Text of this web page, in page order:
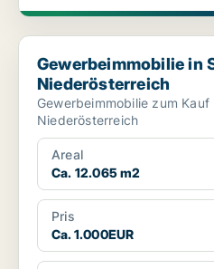
Gewerbeimmobilie in Sankt
Gewerbeimmobilie in
Niederösterreich
Gewerbeimmobilie zum Kauf
Niederösterreich
Areal
Ca. 12.065 m2
Pris
Ca. 1.000EUR